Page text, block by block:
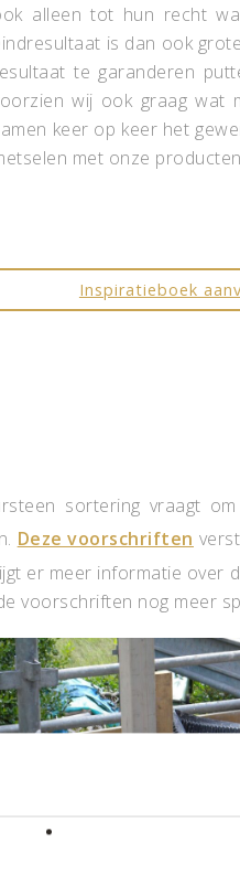
alleen tot hun recht
is dan ook
te garanderen
wij ook graag wat
keer op keer het
met onze
Inspiratieboek
sortering vraagt
Deze voorschriften
er meer informatie
voorschriften nog meer